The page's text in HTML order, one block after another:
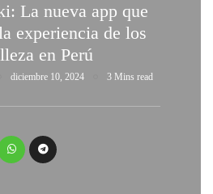
La nueva app que
experiencia de los
en Perú
diciembre 10, 2024 3 Mins read